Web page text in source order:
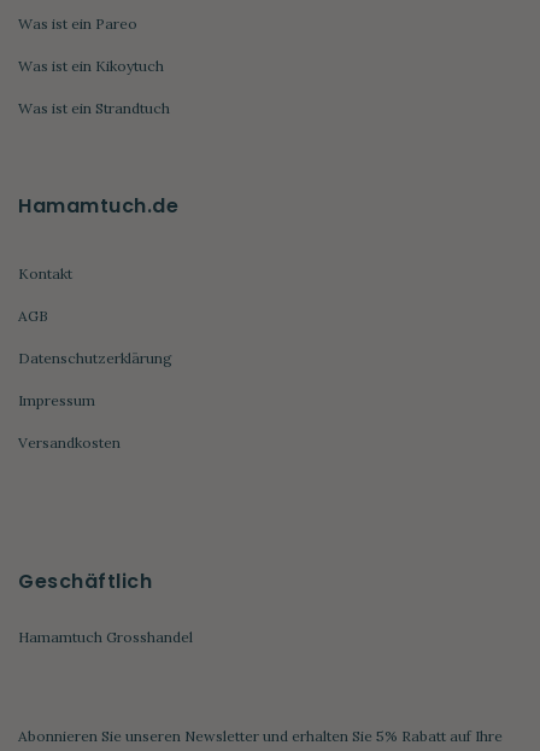
Was ist ein Pareo
Was ist ein Kikoytuch
Was ist ein Strandtuch
Hamamtuch.de
Kontakt
AGB
Datenschutzerklärung
Impressum
Versandkosten
Geschäftlich
Hamamtuch Grosshandel
Abonnieren Sie unseren Newsletter und erhalten Sie 5% Rabatt auf Ihre